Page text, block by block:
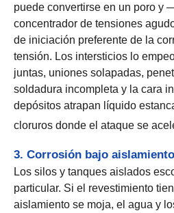
puede convertirse en un poro y
concentrador de tensiones
de iniciación preferente de la
tensión. Los intersticios lo
juntas, uniones solapadas,
soldadura incompleta y la cara
depósitos atrapan líquido
cloruros donde el ataque se
3. Corrosión bajo
Los silos y tanques aislados
particular. Si el revestimiento
aislamiento se moja, el agua y